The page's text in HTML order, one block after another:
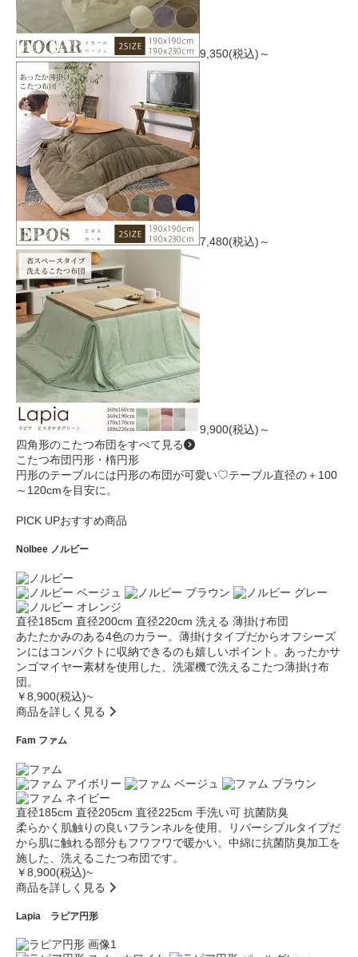
9,350(税込)～
7,480(税込)～
9,900(税込)～
四角形のこたつ布団をすべて見る
こたつ布団円形・楕円形
円形のテーブルには円形の布団が可愛い♡テーブル直径の＋100
～120cmを目安に。
PICK UPおすすめ商品
Nolbee ノルビー
直径185cm 直径200cm 直径220cm 洗える 薄掛け布団
あたたかみのある4色のカラー。薄掛けタイプだからオフシーズ
ンにはコンパクトに収納できるのも嬉しいポイント。あったかサ
ンゴマイヤー素材を使用した、洗濯機で洗えるこたつ薄掛け布
団。
￥8,900(税込)~
商品を詳しく見る
Fam ファム
直径185cm 直径205cm 直径225cm 手洗い可 抗菌防臭
柔らかく肌触りの良いフランネルを使用。リバーシブルタイプだ
から肌に触れる部分もフワフワで暖かい。中綿に抗菌防臭加工を
施した、洗えるこたつ布団です。
￥8,900(税込)~
商品を詳しく見る
Lapia ラピア円形